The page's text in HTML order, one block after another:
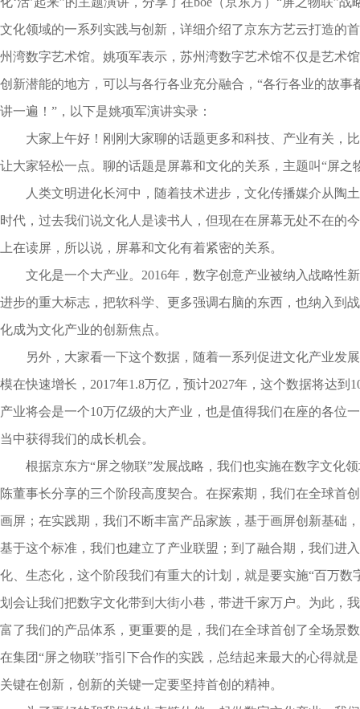
文化领域的一系列实践与创新，详细介绍了京东方艺云打造
州湾数字艺术馆。姚项军表示，苏州湾数字艺术馆不仅是艺术
创新潜能的地方，可以与各行各业充分融合，“各行各业的故事
讲一遍！”，以下是姚项军演讲实录：
大家上午好！刚刚大家聊的话题更多和科技、产业有关，
让大家轻松一点。聊的话题是屏幕和文化的关系，主题叫“屏之
人类文明进化长河中，随着技术进步，文化传播媒介从陶
时代，过去我们说文化人是读书人，但现在在屏幕无处不在的
上在读屏，所以说，屏幕和文化有着紧密的关系。
文化是一个大产业。2016年，数字创意产业被纳入战略性
进步的重大标志，把软科学、更多强调右脑的东西，也纳入到
化成为文化产业的创新焦点。
另外，大家看一下这个数据，随着一系列促进文化产业发
模在快速增长，2017年1.8万亿，预计2027年，这个数据将达到
产业将会是一个10万亿级的大产业，也是值得我们在座的各位
当中获得我们的成长机会。
根据京东方“屏之物联”发展战略，我们也实施在数字文化
陈董事长分享的三个阶段高度契合。在探索期，我们在全球首
画屏；在实践期，我们不断丰富产品家族，基于画屏创新基础
基于这个标准，我们也建立了产业联盟；到了融合期，我们进
化、生态化，这个阶段我们有重大的计划，就是要实施“百万数
划会让我们把数字文化带到大街小巷，带进千家万户。为此，
富了我们的产品体系，更重要的是，我们在全球首创了全场景
在集团“屏之物联”指引下合作的实践，总结起来最大的心得就
关键在创新，创新的关键一定要坚持首创的精神。